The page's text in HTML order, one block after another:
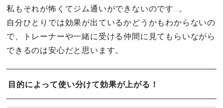
私もそれが怖くてジム通いができないのです…。
自分ひとりでは効果が出ているかどうかもわからないの
で、トレーナーや一緒に受ける仲間に見てもらいながら
できるのは安心だと思います。
目的によって使い分けて効果が上がる！